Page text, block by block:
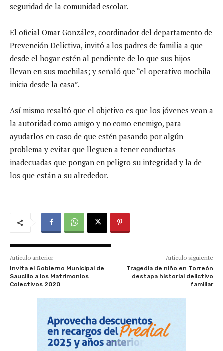
seguridad de la comunidad escolar.
El oficial Omar González, coordinador del departamento de
Prevención Delictiva, invitó a los padres de familia a que
desde el hogar estén al pendiente de lo que sus hijos
llevan en sus mochilas; y señaló que “el operativo mochila
inicia desde la casa”.
Así mismo resaltó que el objetivo es que los jóvenes vean a
la autoridad como amigo y no como enemigo, para
ayudarlos en caso de que estén pasando por algún
problema y evitar que lleguen a tener conductas
inadecuadas que pongan en peligro su integridad y la de
los que están a su alrededor.
Artículo anterior
Invita el Gobierno Municipal de
Saucillo a los Matrimonios
Colectivos 2020
Artículo siguiente
Tragedia de niño en Torreón
destapa historial delictivo
familiar